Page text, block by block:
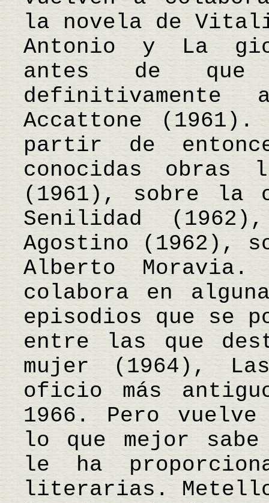
la novela de
Antonio y La
antes de que
Accattone
partir de
conocidas
(1961), sobre la
Senilidad
Agostino (1962),
Alberto
colabora en
episodios que se
entre las que
mujer (1964),
oficio más
1966. Pero
lo que mejor
le ha
literarias. Metello